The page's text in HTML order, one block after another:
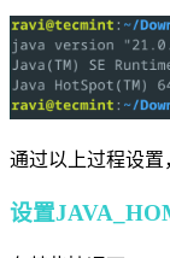
通过以上过程设置
设置